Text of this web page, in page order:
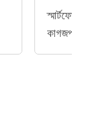
কাগজপত্র